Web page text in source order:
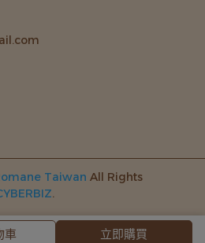
加入購物車
車 立即購買
Taiwan All Rights
.